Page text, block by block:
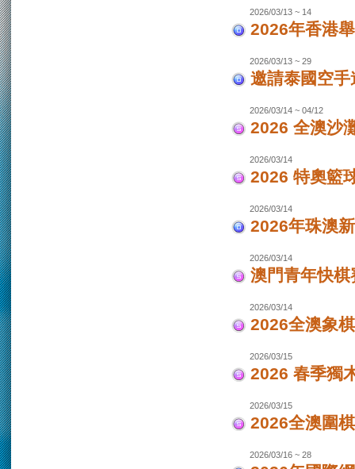
2026/03/13 ~ 14
2026年香港
2026/03/13 ~ 29
邀請泰國空
2026/03/14 ~ 04/12
2026 全澳沙
2026/03/14
2026 特奧籃
2026/03/14
2026年珠澳
2026/03/14
澳門青年快棋
2026/03/14
2026全澳象
2026/03/15
2026 春季獨
2026/03/15
2026全澳圍
2026/03/16 ~ 28